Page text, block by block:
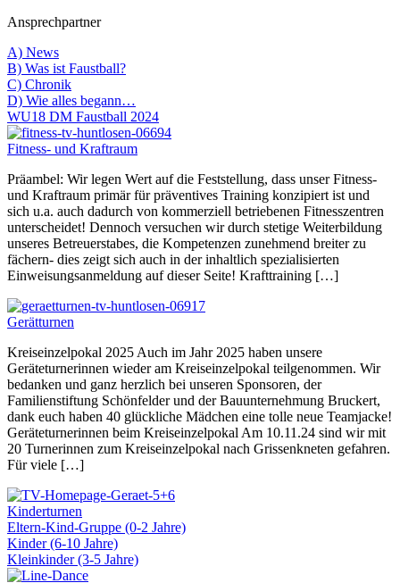
Ansprechpartner
A) News
B) Was ist Faustball?
C) Chronik
D) Wie alles begann…
WU18 DM Faustball 2024
Fitness- und Kraftraum
Präambel: Wir legen Wert auf die Feststellung, dass unser Fitness-
und Kraftraum primär für präventives Training konzipiert ist und
sich u.a. auch dadurch von kommerziell betriebenen Fitnesszentren
unterscheidet! Dennoch versuchen wir durch stetige Weiterbildung
unseres Betreuerstabes, die Kompetenzen zunehmend breiter zu
fächern- dies zeigt sich auch in der inhaltlich spezialisierten
Einweisungsanmeldung auf dieser Seite! Krafttraining […]
Gerätturnen
Kreiseinzelpokal 2025 Auch im Jahr 2025 haben unsere
Geräteturnerinnen wieder am Kreiseinzelpokal teilgenommen. Wir
bedanken und ganz herzlich bei unseren Sponsoren, der
Familienstiftung Schönfelder und der Bauunternehmung Bruckert,
dank euch haben 40 glückliche Mädchen eine tolle neue Teamjacke!
Geräteturnerinnen beim Kreiseinzelpokal Am 10.11.24 sind wir mit
20 Turnerinnen zum Kreiseinzelpokal nach Grissenkneten gefahren.
Für viele […]
Kinderturnen
Eltern-Kind-Gruppe (0-2 Jahre)
Kinder (6-10 Jahre)
Kleinkinder (3-5 Jahre)